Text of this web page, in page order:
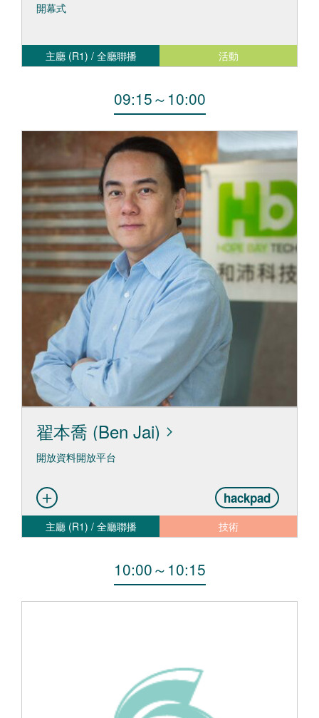
開幕式
主廳 (R1) / 全廳聯播 活動
09:15～ 10:00
翟本喬 (Ben Jai)
開放資料開放平台
hackpad
主廳 (R1) / 全廳聯播 技術
10:00～ 10:15